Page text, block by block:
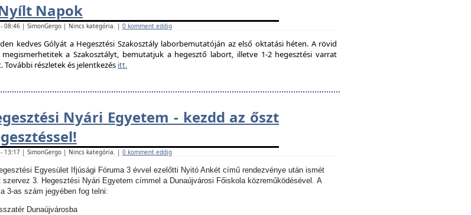
Nyílt Napok
08:46 | SimonGergo | Nincs kategória. | 0 komment eddig
kedves Gólyát a Hegesztési Szakosztály laborbemutatóján az első oktatási héten. A rövid
a Szakosztályt, bemutatjuk a hegesztő labort, illetve 1-2 hegesztési varrat
További részletek és jelentkezés itt.
Nyári Egyetem - kezdd az őszt
13:17 | SimonGergo | Nincs kategória. | 0 komment eddig
Egyesület Ifjúsági Fóruma 3 évvel ezelőtti Nyitó Ankét című rendezvénye után ismét
szervez 3. Hegesztési Nyári Egyetem címmel a Dunaújvárosi Főiskola közreműködésével. A
3-as szám jegyében fog telni:
Dunaújvárosba